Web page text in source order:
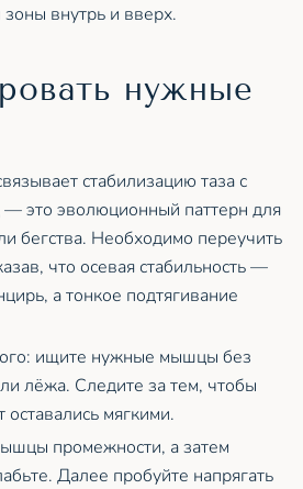
зоны внутрь и вверх.
нужные
стабилизацию таза с
это эволюционный паттерн для
бегства. Необходимо переучить
что осевая стабильность —
а тонкое подтягивание
ищите нужные мышцы без
лёжа. Следите за тем, чтобы
мягкими.
промежности, а затем
Далее пробуйте напрягать